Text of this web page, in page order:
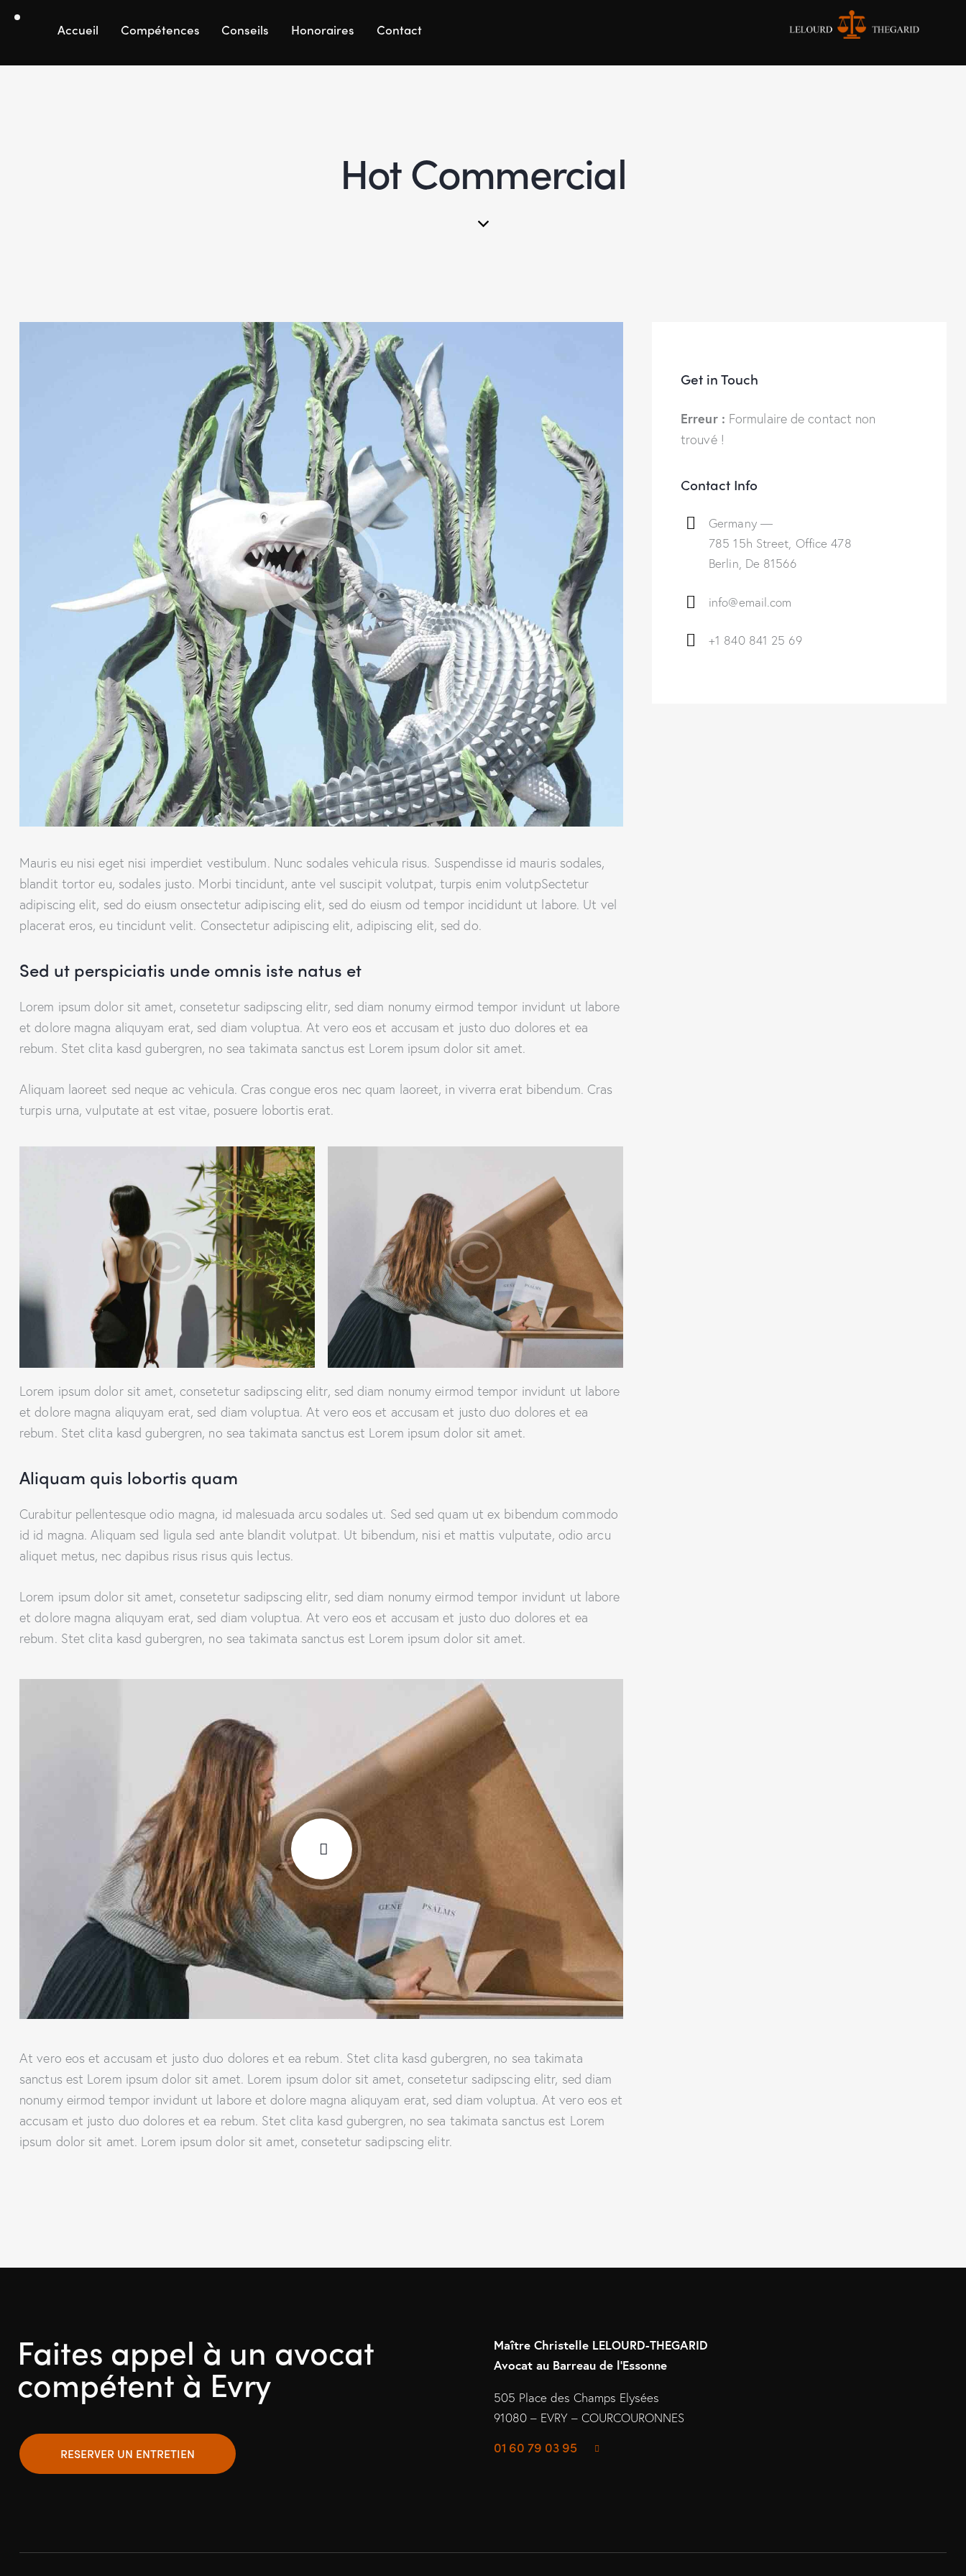
Accueil Compétences Conseils Honoraires Contact
Hot Commercial
Mauris eu nisi eget nisi imperdiet vestibulum. Nunc sodales vehicula risus. Suspendisse id mauris sodales,
blandit tortor eu, sodales justo. Morbi tincidunt, ante vel suscipit volutpat, turpis enim volutpSectetur
adipiscing elit, sed do eiusm onsectetur adipiscing elit, sed do eiusm od tempor incididunt ut labore. Ut vel
placerat eros, eu tincidunt velit. Consectetur adipiscing elit, adipiscing elit, sed do.
Sed ut perspiciatis unde omnis iste natus et
Lorem ipsum dolor sit amet, consetetur sadipscing elitr, sed diam nonumy eirmod tempor invidunt ut labore
et dolore magna aliquyam erat, sed diam voluptua. At vero eos et accusam et justo duo dolores et ea
rebum. Stet clita kasd gubergren, no sea takimata sanctus est Lorem ipsum dolor sit amet.
Aliquam laoreet sed neque ac vehicula. Cras congue eros nec quam laoreet, in viverra erat bibendum. Cras
turpis urna, vulputate at est vitae, posuere lobortis erat.
Lorem ipsum dolor sit amet, consetetur sadipscing elitr, sed diam nonumy eirmod tempor invidunt ut labore
et dolore magna aliquyam erat, sed diam voluptua. At vero eos et accusam et justo duo dolores et ea
rebum. Stet clita kasd gubergren, no sea takimata sanctus est Lorem ipsum dolor sit amet.
Aliquam quis lobortis quam
Curabitur pellentesque odio magna, id malesuada arcu sodales ut. Sed sed quam ut ex bibendum commodo
id id magna. Aliquam sed ligula sed ante blandit volutpat. Ut bibendum, nisi et mattis vulputate, odio arcu
aliquet metus, nec dapibus risus risus quis lectus.
Lorem ipsum dolor sit amet, consetetur sadipscing elitr, sed diam nonumy eirmod tempor invidunt ut labore
et dolore magna aliquyam erat, sed diam voluptua. At vero eos et accusam et justo duo dolores et ea
rebum. Stet clita kasd gubergren, no sea takimata sanctus est Lorem ipsum dolor sit amet.
At vero eos et accusam et justo duo dolores et ea rebum. Stet clita kasd gubergren, no sea takimata
sanctus est Lorem ipsum dolor sit amet. Lorem ipsum dolor sit amet, consetetur sadipscing elitr, sed diam
nonumy eirmod tempor invidunt ut labore et dolore magna aliquyam erat, sed diam voluptua. At vero eos et
accusam et justo duo dolores et ea rebum. Stet clita kasd gubergren, no sea takimata sanctus est Lorem
ipsum dolor sit amet. Lorem ipsum dolor sit amet, consetetur sadipscing elitr.
Get in Touch
Erreur : Formulaire de contact non
trouvé !
Contact Info
Germany —
785 15h Street, Office 478
Berlin, De 81566
info@email.com
+1 840 841 25 69
Faites appel à un avocat
compétent à Evry
RESERVER UN ENTRETIEN
Maître Christelle LELOURD-THEGARID
Avocat au Barreau de l’Essonne
505 Place des Champs Elysées
91080 – EVRY – COURCOURONNES
01 60 79 03 95